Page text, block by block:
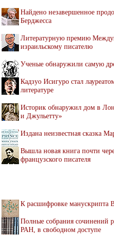
Найдено незавершенное
Берджесса
Литературную премию
израильскому писателю
Ученые обнаружили самую
Кадзуо Исигуро стал
литературе
Историк обнаружил дом в
и Джульетту»
Издана неизвестная сказка
Вышла новая книга почти
французского писателя
К расшифровке манускрипта
Полные собрания сочинений
РАН, в свободном доступе